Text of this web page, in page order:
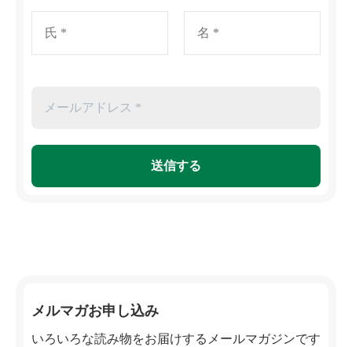
メルマガお申し込み
いろいろな読み物をお届けするメールマガジンです